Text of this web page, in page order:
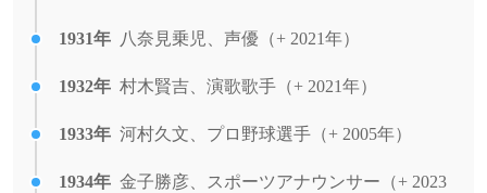
1931年 八奈見乗児、声優（+ 2021年）
1932年 村木賢吉、演歌歌手（+ 2021年）
1933年 河村久文、プロ野球選手（+ 2005年）
1934年 金子勝彦、スポーツアナウンサー（+ 2023